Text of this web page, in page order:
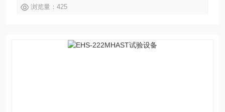
度过升防止器 (固定式)、加热器过电流保护、加湿器过电流保
浏览量：425